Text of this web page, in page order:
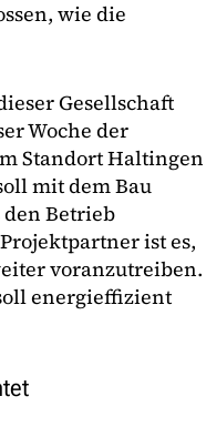
wie die
Gesellschaft
Woche der
Standort Haltingen
mit dem Bau
den Betrieb
ist es,
voranzutreiben.
energieffizient